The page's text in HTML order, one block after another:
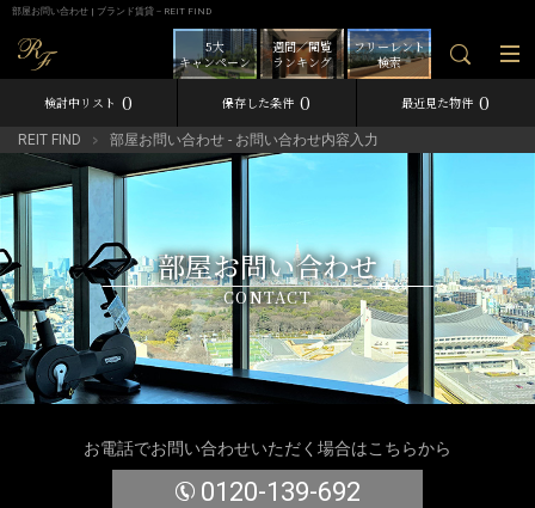
部屋お問い合わせ | ブランド賃貸－REIT FIND
フリーレント
検索
週間／閲覧
ランキング
5大
キャンペーン
検討中リスト 0 保存した条件 0 最近見た物件 0
REIT FIND 部屋お問い合わせ - お問い合わせ内容入力
部屋お問い合わせ
CONTACT
お電話でお問い合わせいただく場合はこちらから
0120-139-692